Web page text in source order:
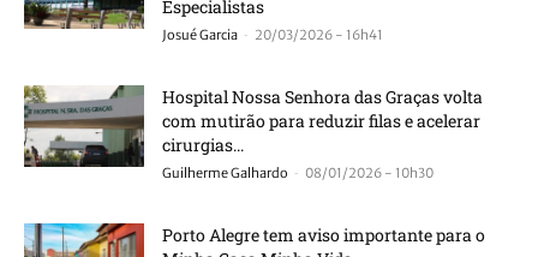
Especialistas
Josué Garcia - 20/03/2026 - 16h41
Hospital Nossa Senhora das Graças volta
com mutirão para reduzir filas e acelerar
cirurgias...
Guilherme Galhardo - 08/01/2026 - 10h30
Porto Alegre tem aviso importante para o